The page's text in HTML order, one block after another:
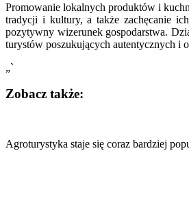
Promowanie lokalnych produktów i
tradycji i kultury, a także zachęcanie
pozytywny wizerunek gospodarstwa.
turystów poszukujących autentycznych i
„`
Zobacz także:
Agroturystyka staje się coraz bardziej
wpisu